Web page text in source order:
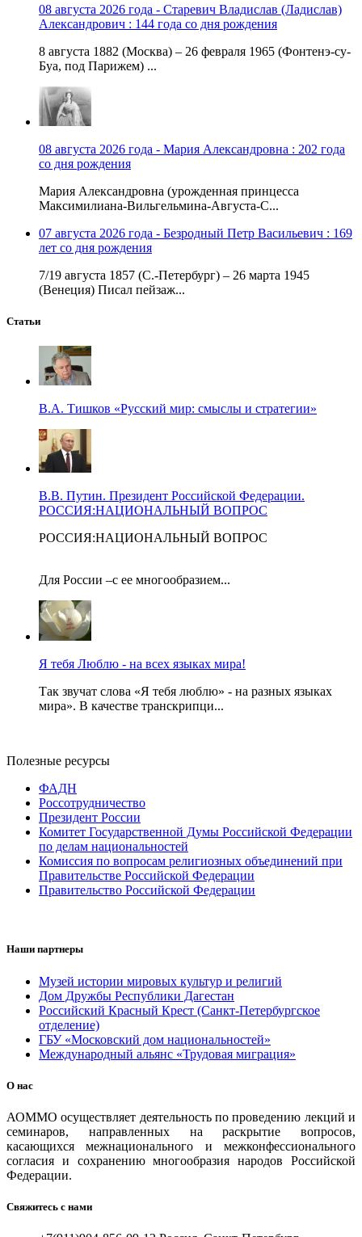
08 августа 2026 года - Старевич Владислав (Ладислав)
Александрович : 144 года со дня рождения
8 августа 1882 (Москва) – 26 февраля 1965 (Фонтенэ-су-
Буа, под Парижем) ...
08 августа 2026 года - Мария Александровна : 202 года
со дня рождения
Мария Александровна (урожденная принцесса
Максимилиана-Вильгельмина-Августа-С...
07 августа 2026 года - Безродный Петр Васильевич : 169
лет со дня рождения
7/19 августа 1857 (С.-Петербург) – 26 марта 1945
(Венеция) Писал пейзаж...
Статьи
В.А. Тишков «Русский мир: смыслы и стратегии»
В.В. Путин. Президент Российской Федерации.
РОССИЯ:НАЦИОНАЛЬНЫЙ ВОПРОС
РОССИЯ:НАЦИОНАЛЬНЫЙ ВОПРОС
Для России –с ее многообразием...
Я тебя Люблю - на всех языках мира!
Так звучат слова «Я тебя люблю» - на разных языках
мира». В качестве транскрипци...
Полезные ресурсы
ФАДН
Россотрудничество
Президент России
Комитет Государственной Думы Российской Федерации
по делам национальностей
Комиссия по вопросам религиозных объединений при
Правительстве Российской Федерации
Правительство Российской Федерации
Наши партнеры
Музей истории мировых культур и религий
Дом Дружбы Республики Дагестан
Российский Красный Крест (Санкт-Петербургское
отделение)
ГБУ «Московский дом национальностей»
Международный альянс «Трудовая миграция»
О нас
АОММО осуществляет деятельность по проведению лекций и
семинаров, направленных на раскрытие вопросов,
касающихся межнационального и межконфессионального
согласия и сохранению многообразия народов Российской
Федерации.
Свяжитесь с нами